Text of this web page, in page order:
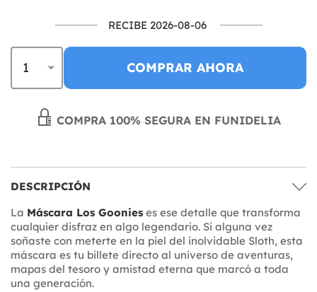
RECIBE 2026-08-06
COMPRAR AHORA
COMPRA 100% SEGURA EN FUNIDELIA
DESCRIPCIÓN
La Máscara Los Goonies es ese detalle que transforma
cualquier disfraz en algo legendario. Si alguna vez
soñaste con meterte en la piel del inolvidable Sloth, esta
máscara es tu billete directo al universo de aventuras,
mapas del tesoro y amistad eterna que marcó a toda
una generación.